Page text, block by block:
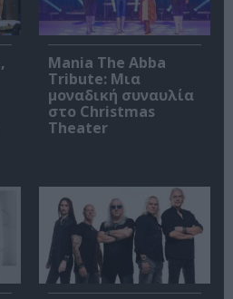
Mania The Abba
Tribute: Μια
μοναδική συναυλία
στο Christmas
Theater